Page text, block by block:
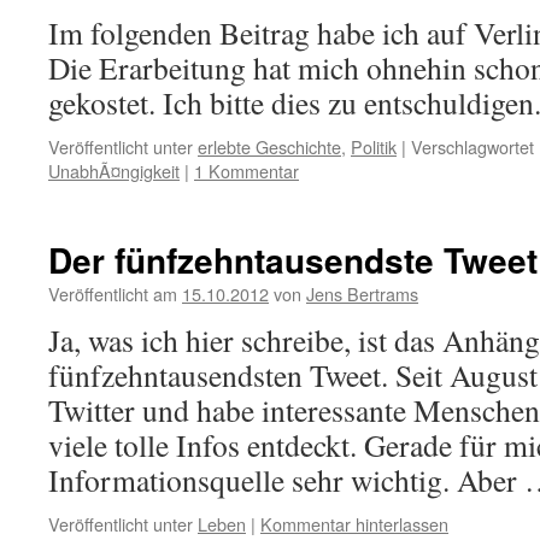
Im folgenden Beitrag habe ich auf
Die Erarbeitung hat mich ohnehin
gekostet. Ich bitte dies zu entschuldigen.
Veröffentlicht untererlebte Geschichte, Politik | Verschlagwortet
UnabhÃ¤ngigkeit | 1 Kommentar
Der fünfzehntausendste Tweet
Veröffentlicht am 15.10.2012von Jens Bertrams
Ja, was ich hier schreibe, ist das
fünfzehntausendsten Tweet. Seit
Twitter und habe interessante
viele tolle Infos entdeckt. Gerade für
Informationsquelle sehr wichtig.
Veröffentlicht unter Leben | Kommentar hinterlassen